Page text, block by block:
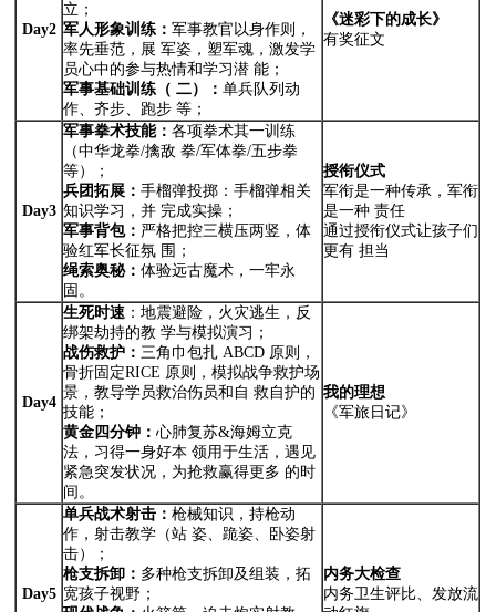
Day2
立；
军人形象训练：军事教官以身作则，
率先垂范，展 军姿，塑军魂，激发学
员心中的参与热情和学习潜 能；
军事基础训练（ 二）：单兵队列动
作、齐步、跑步 等；
《迷彩下的成长》
有奖征文
Day3
军事拳术技能：各项拳术其一训练
（中华龙拳/擒敌 拳/军体拳/五步拳
等）；
兵团拓展：手榴弹投掷：手榴弹相关
知识学习，并 完成实操；
军事背包： 严格把控三横压两竖，体
验红军长征氛 围；
绳索奥秘：体验远古魔术，一牢永
固。
授衔仪式
军衔是一种传承，军衔
是一种 责任
通过授衔仪式让孩子们
更有 担当
Day4
生死时速 ：地震避险，火灾逃生，反
绑架劫持的教 学与模拟演习；
战伤救护：三角巾包扎 ABCD 原则，
骨折固定RICE 原则，模拟战争救护场
景，教导学员救治伤员和自 救自护的
技能；
黄金四分钟：心肺复苏&海姆立克
法，习得一身好本 领用于生活，遇见
紧急突发状况，为抢救赢得更多 的时
间。
我的理想
《军旅日记》
Day5
单兵战术射击：枪械知识，持枪动
作，射击教学（站 姿、跪姿、卧姿射
击）；
枪支拆卸： 多种枪支拆卸及组装，拓
宽孩子视野；
内务大检查
内务卫生评比、发放流